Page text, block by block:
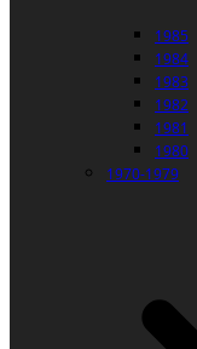
1985
1984
1983
1982
1981
1980
1970-1979